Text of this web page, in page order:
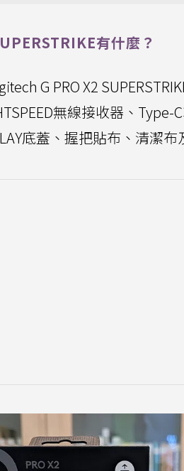
有什麼？
G PRO X2
無線接收器、
底蓋、握把貼布、清潔布